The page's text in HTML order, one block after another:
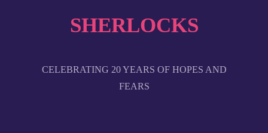
SHERLOCKS
CELEBRATING 20 YEARS OF HOPES AND
FEARS